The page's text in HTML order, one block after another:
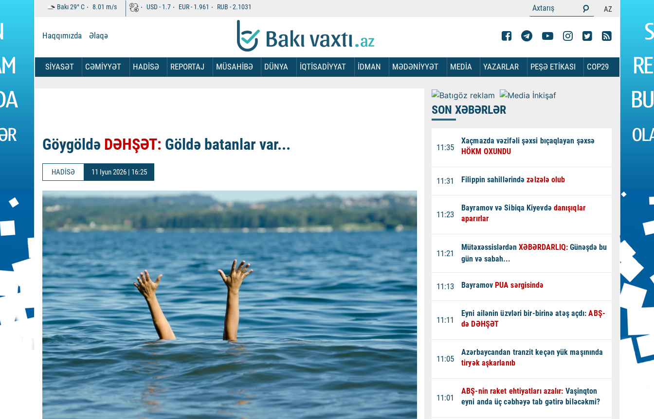
Bakı29°C 8.01 m/s USD -1.7 EUR -1.961 RUB -2.1031 AZ
Haqqımızda Əlaqə
SİYASƏT CƏMİYYƏT HADİSƏ REPORTAJ MÜSAHİBƏ DÜNYA İQTİSADİYYAT İDMAN MƏDƏNİYYƏT MEDİA YAZARLAR PEŞƏ ETİKASI COP29
Göygöldə DƏHŞƏT: Göldə batanlar var...
HADİSƏ 11 Iyun 2026 | 16:25
SON XƏBƏRLƏR
11:35
Xaçmazda vəzifəli şəxsi bıçaqlayan şəxsə
HÖKM OXUNDU
11:31 Filippin sahillərindəzəlzələ olub
11:23
Bayramov və Sibiqa Kiyevdə danışıqlar
aparırlar
11:21
MütəxəssislərdənXƏBƏRDARLIQ: Günəşdə bu
gün və sabah...
11:13 Bayramov PUA sərgisində
11:11
Eyni ailənin üzvləri bir-birinə atəş açdı:ABŞ-
də DƏHŞƏT
11:05
Azərbaycandan tranzit keçən yük maşınında
tiryək aşkarlanıb
11:01
ABŞ-nin raket ehtiyatları azalır: Vaşinqton
eyni anda üç cəbhəyə tab gətirə biləcəkmi?